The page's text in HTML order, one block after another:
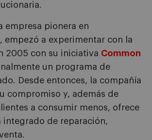
empresa pionera en
empezó a experimentar con la
2005 con su iniciativa Common
un programa de
Desde entonces, la compañía
compromiso y, además de
a consumir menos, ofrece
integrado de reparación,